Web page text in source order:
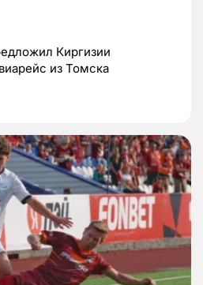
Киргизии
из Томска